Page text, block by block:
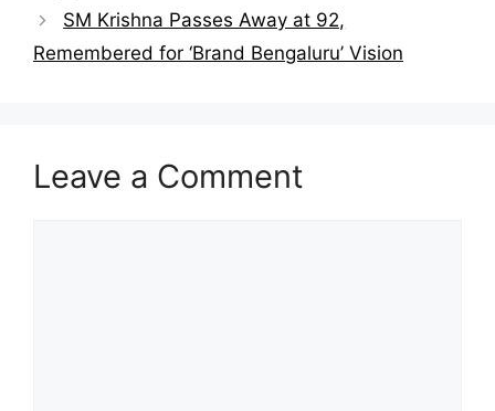
SM Krishna Passes Away at 92,
Remembered for ‘Brand Bengaluru’ Vision
Leave a Comment